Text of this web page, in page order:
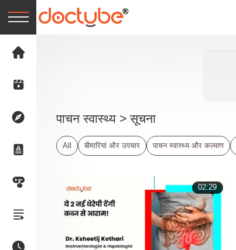
पाचन स्वास्थ्य> सूचना
All बीमारियां और उपचार पाचन स्वास्थ्य और कल्याण
02:29